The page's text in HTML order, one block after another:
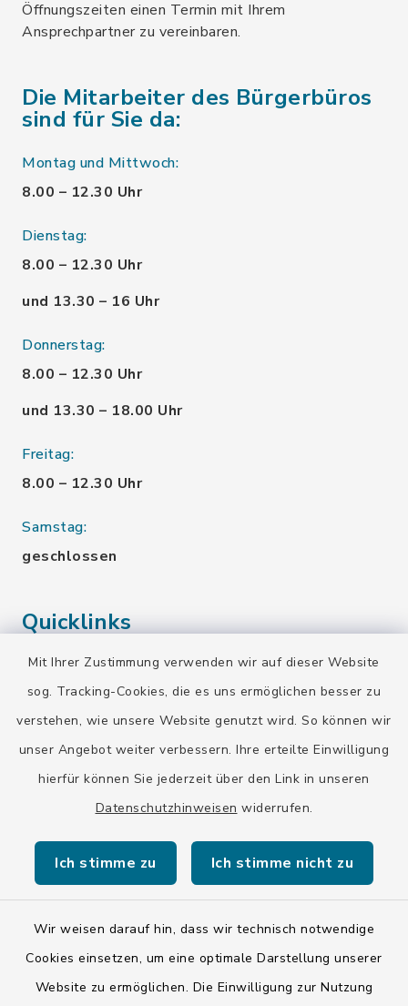
Mit Ihrer Zustimmung verwenden wir auf dieser Website
sog. Tracking-Cookies, die es uns ermöglichen besser zu
verstehen, wie unsere Website genutzt wird. So können wir
unser Angebot weiter verbessern. Ihre erteilte Einwilligung
hierfür können Sie jederzeit über den Link in unseren
Datenschutzhinweisen widerrufen.
Ich stimme zu Ich stimme nicht zu
Wir weisen darauf hin, dass wir technisch notwendige
Cookies einsetzen, um eine optimale Darstellung unserer
Website zu ermöglichen. Die Einwilligung zur Nutzung
Öffnungszeiten einen Termin mit Ihrem
Ansprechpartner zu vereinbaren.
Die Mitarbeiter des Bürgerbüros
sind für Sie da:
Montag und Mittwoch:
8.00 – 12.30 Uhr
Dienstag:
8.00 – 12.30 Uhr
und 13.30 – 16 Uhr
Donnerstag:
8.00 – 12.30 Uhr
und 13.30 – 18.00 Uhr
Freitag:
8.00 – 12.30 Uhr
Samstag:
geschlossen
Quicklinks
Landratsamt Bad Tölz-Wolfratshausen
BayernPortal
Kontakt
Barrierefreiheit